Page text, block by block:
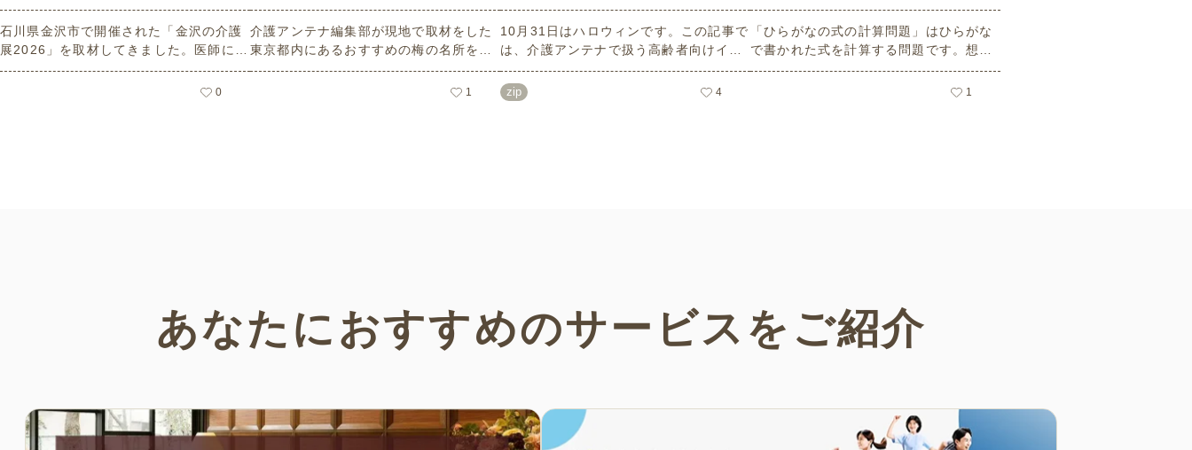
びと体験が詰まった1日。
石川県金沢市で開催された「金沢の介護
展2026」を取材してきました。医師によ
る人気講演から、気軽に参加できるミニ
講座、体験型の企業ブースまで、介護・
0
介護アンテナ編集部が現地で取材をした
東京都内にあるおすすめの梅の名所を５
選紹介します。見どころはもちろんのこ
とバリアフリーの設備面についても紹介
1
10月31日はハロウィンです。この記事で
は、介護アンテナで扱う高齢者向けイラ
スト素材から、ハロウィンにちなんだお
ばけやかぼちゃなどの素材をご紹介しま
す。いずれも万人受けするデザインで背
zip 4
「ひらがなの式の計算問題」はひらがな
で書かれた式を計算する問題です。想像
力やワーキングメモリのトレーニングと
しても活用できる脳トレ問題です。こち
1
あなたにおすすめのサービスをご紹介